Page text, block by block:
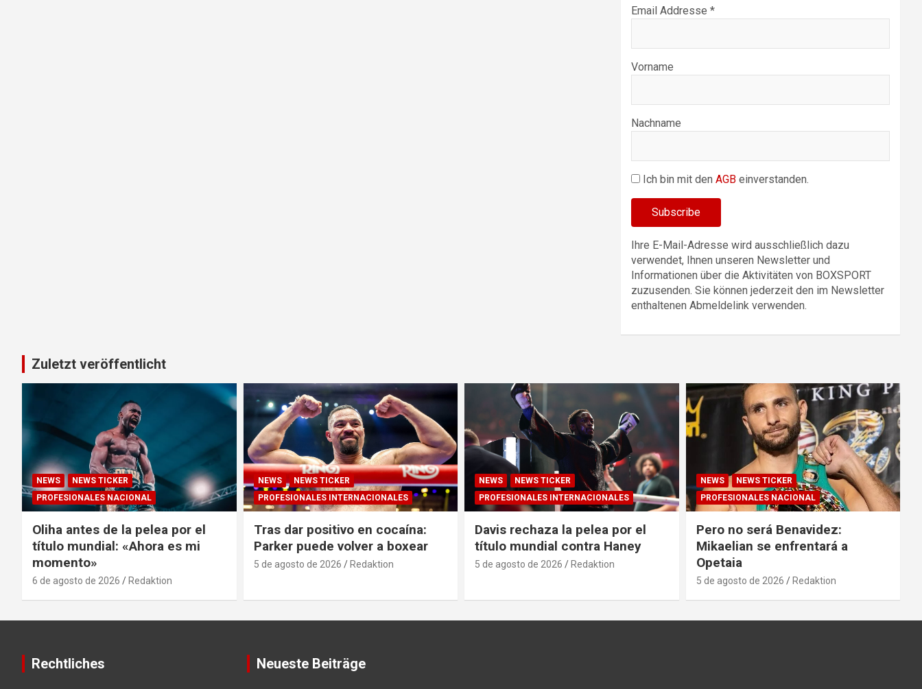
Email Addresse *
Vorname
Nachname
Ich bin mit denAGB einverstanden.
Ihre E-Mail-Adresse wird ausschließlich dazu
verwendet, Ihnen unseren Newsletter und
Informationen über die Aktivitäten von BOXSPORT
zuzusenden. Sie können jederzeit den im Newsletter
enthaltenen Abmeldelink verwenden.
Zuletzt veröffentlicht
NEWS
NEWS TICKER
PROFESIONALES NACIONAL
Oliha antes de la pelea por el
título mundial: «Ahora es mi
momento»
6 de agosto de 2026 Redaktion
NEWS
NEWS TICKER
PROFESIONALES INTERNACIONALES
Tras dar positivo en cocaína:
Parker puede volver a boxear
5 de agosto de 2026 Redaktion
NEWS
NEWS TICKER
PROFESIONALES INTERNACIONALES
Davis rechaza la pelea por el
título mundial contra Haney
5 de agosto de 2026 Redaktion
NEWS
NEWS TICKER
PROFESIONALES NACIONAL
Pero no será Benavidez:
Mikaelian se enfrentará a
Opetaia
5 de agosto de 2026 Redaktion
Rechtliches Neueste Beiträge